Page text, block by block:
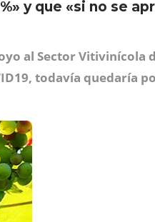
y que «si no se
al Sector Vitivinícola
todavía quedaría